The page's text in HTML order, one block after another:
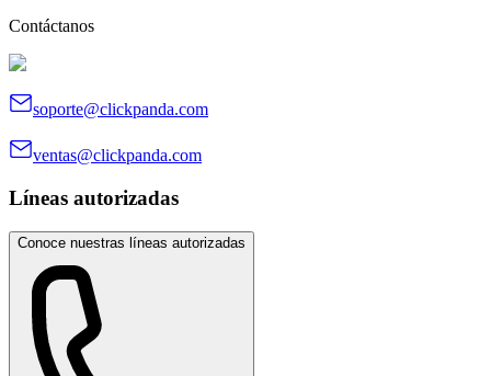
Contáctanos
soporte@clickpanda.com
ventas@clickpanda.com
Líneas autorizadas
Conoce nuestras líneas autorizadas